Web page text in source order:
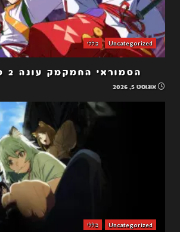
Uncategorized כללי
הסמוראי החמקמק עונה 2 פרקים 3-1
אוגוסט 5, 2026
Uncategorized כללי